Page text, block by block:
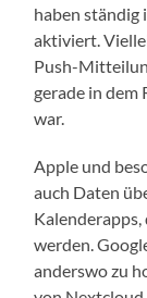
haben
aktiviert.
Push-
gerade in dem
war.
Apple und
auch Daten
werden.
anderswo zu